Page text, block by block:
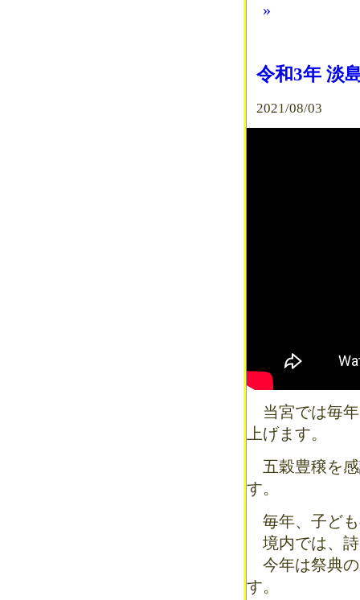
»
令和3年 淡
2021/08/03
当宮では毎年
上げます。
五穀豊穣を感
す。
毎年、子ども
境内では、詩
今年は祭典の
す。